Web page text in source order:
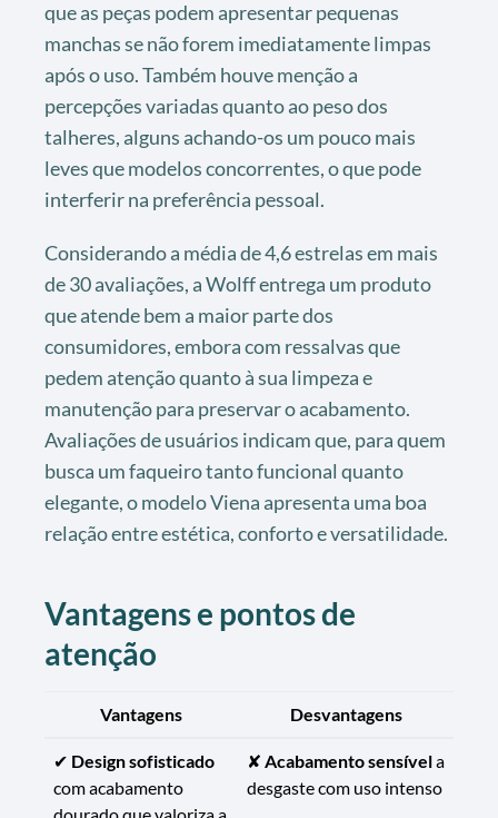
que as peças podem apresentar pequenas
manchas se não forem imediatamente limpas
após o uso. Também houve menção a
percepções variadas quanto ao peso dos
talheres, alguns achando-os um pouco mais
leves que modelos concorrentes, o que pode
interferir na preferência pessoal.
Considerando a média de 4,6 estrelas em mais
de 30 avaliações, a Wolff entrega um produto
que atende bem a maior parte dos
consumidores, embora com ressalvas que
pedem atenção quanto à sua limpeza e
manutenção para preservar o acabamento.
Avaliações de usuários indicam que, para quem
busca um faqueiro tanto funcional quanto
elegante, o modelo Viena apresenta uma boa
relação entre estética, conforto e versatilidade.
Vantagens e pontos de
atenção
Vantagens Desvantagens
✔ Design sofisticado
com acabamento
✘ Acabamento sensívela
desgaste com uso intenso